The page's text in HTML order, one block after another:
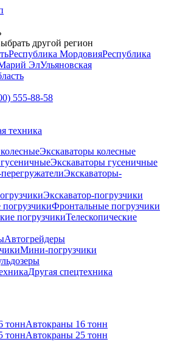
другой регион
Республика МордовияРеспублика
ЭлУльяновская
555-88-58
техника
Экскаваторы колесные
Экскаваторы гусеничные
Экскаваторы-
Экскаватор-погрузчики
Фронтальные погрузчики
Телескопические
Автогрейдеры
Мини-погрузчики
Другая спецтехника
Автокраны 16 тонн
Автокраны 25 тонн